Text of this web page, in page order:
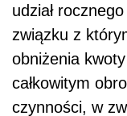
udział
związku z
obniżenia
całkowitym
czynności, w